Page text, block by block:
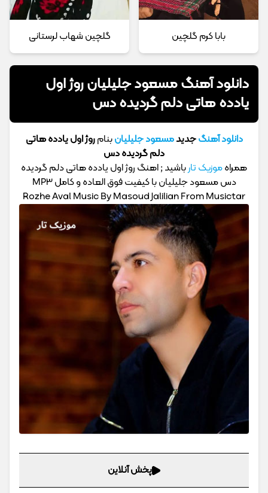
بابا کرم گلچین گلچین شهاب لرستانی
دانلود آهنگ مسعود جلیلیان روژ اول
یادده هاتی دلم گردیده دس
دانلود آهنگجدیدمسعود جلیلیانبنامروژ اول یادده هاتی
دلم گردیده دس
همراهموزیک تارباشید ; اهنگ روژ اول یادده هاتی دلم گردیده
دس مسعود جلیلیان با کیفیت فوق العاده و کامل MP3
Rozhe Aval Music By Masoud Jalilian From Musictar
پخش آنلاین